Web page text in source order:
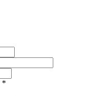
*